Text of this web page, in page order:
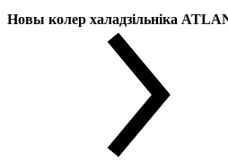
Новы колер халадзільніка